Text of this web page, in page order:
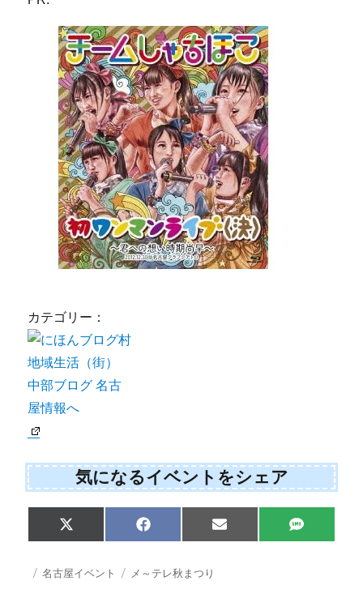
カテゴリー：
気になるイベントをシェア
Share
on
X
(
w
i
Share
on
F
a
e
b
Share
on
E
m
Share
on
S
M
投 カ
名古屋イベント
タ
メ～テレ秋まつり